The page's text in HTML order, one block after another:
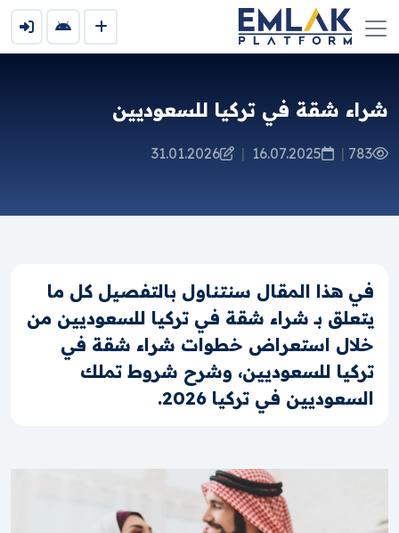
شراء شقة في تركيا للسعوديين
783
|
16.07.2025
|
31.01.2026
في هذا المقال سنتناول بالتفصيل كل ما
يتعلق بـ شراء شقة في تركيا للسعوديين من
خلال استعراض خطوات شراء شقة في
تركيا للسعوديين، وشرح شروط تملك
السعوديين في تركيا 2026.